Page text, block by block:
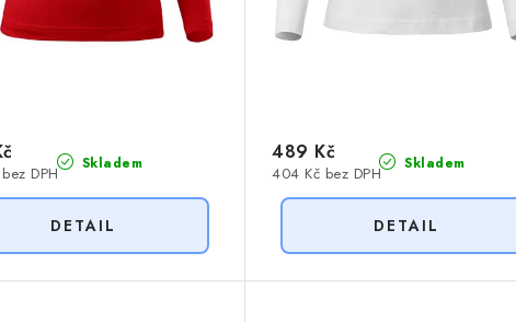
Skladem
DPH Skladem
404 Kč bez DPH
489 Kč